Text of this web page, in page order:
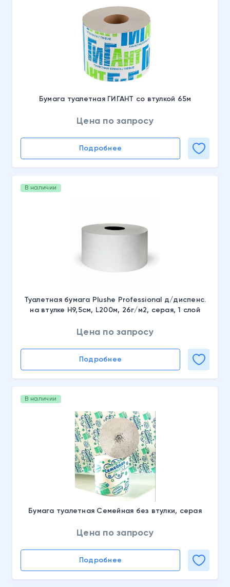
Бумага туалетная ГИГАНТ со втулкой 65м
Цена по запросу
Подробнее
В наличии
Туалетная бумага Plushe Professional д/диспенс.
на втулке H9,5см, L200м, 26г/м2, серая, 1 слой
Цена по запросу
Подробнее
В наличии
Бумага туалетная Семейная без втулки, серая
Цена по запросу
Подробнее